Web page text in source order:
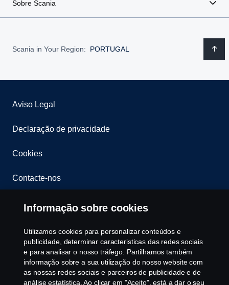
Sobre Scania
Scania in Your Region: PORTUGAL
Aviso Legal
Declaração de privacidade
Cookies
Contacte-nos
Whistleblowing
Política ambiental
Governance, Risk & Compliance
Cookie Configurações
Informação sobre cookies
Utilizamos cookies para personalizar conteúdos e
publicidade, determinar caracteristicas das redes sociais
e para analisar o nosso tráfego. Partilhamos também
informação sobre a sua utilização do nosso website com
as nossas redes sociais e parceiros de publicidade e de
análise estatística. Ao clicar em "Aceito", está a dar o seu